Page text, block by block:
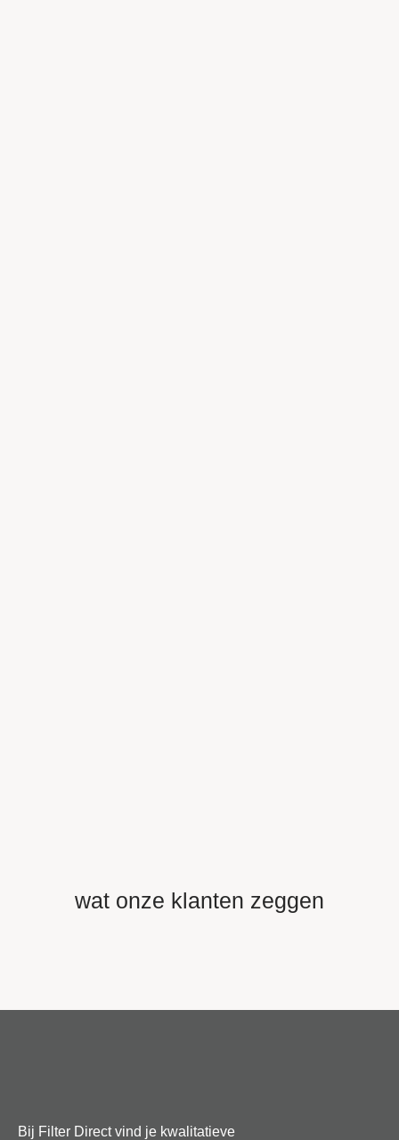
wat onze klanten zeggen
Bij Filter Direct vind je kwalitatieve